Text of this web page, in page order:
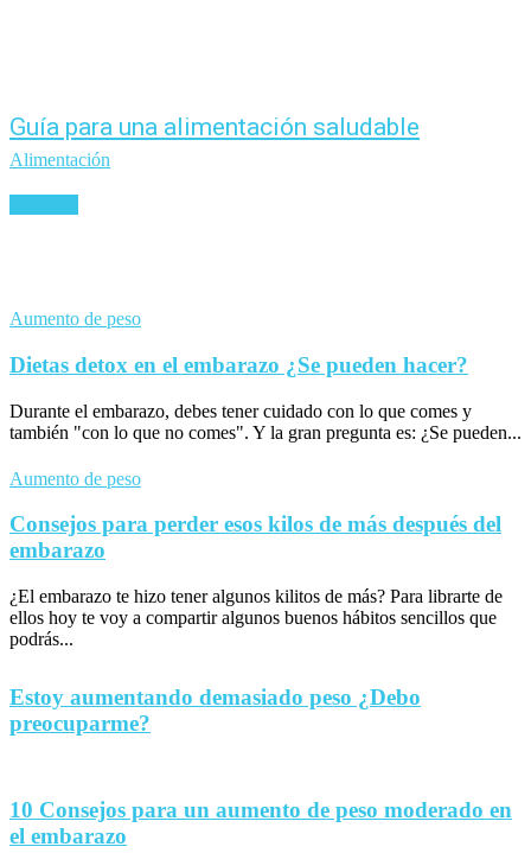
Guía para una alimentación saludable
Alimentación
Aumento de peso
Dietas detox en el embarazo ¿Se pueden hacer?
Durante el embarazo, debes tener cuidado con lo que comes y
también "con lo que no comes". Y la gran pregunta es: ¿Se pueden...
Aumento de peso
Consejos para perder esos kilos de más después del
embarazo
¿El embarazo te hizo tener algunos kilitos de más? Para librarte de
ellos hoy te voy a compartir algunos buenos hábitos sencillos que
podrás...
Estoy aumentando demasiado peso ¿Debo
preocuparme?
10 Consejos para un aumento de peso moderado en
el embarazo